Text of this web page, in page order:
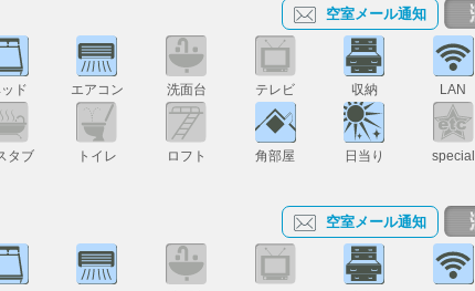
空室メール通知
ド エアコン 洗面台 テレビ 収納 LAN
タブ トイレ ロフト 角部屋 日当り special
空室メール通知